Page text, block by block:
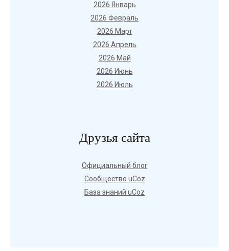
2026 Январь
2026 Февраль
2026 Март
2026 Апрель
2026 Май
2026 Июнь
2026 Июль
Друзья сайта
Официальный блог
Сообщество uCoz
База знаний uCoz